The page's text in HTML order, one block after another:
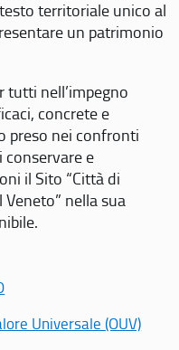
territoriale unico al
un patrimonio
tutti nell’impegno
concrete e
preso nei confronti
e
il Sito “Città di
Veneto” nella sua
Universale (OUV)